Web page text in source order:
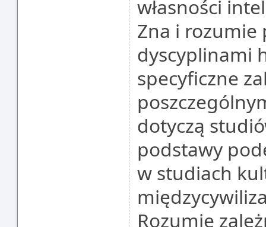
własności
Zna i rozumie
dyscyplinami
specyficzne
dotyczą
podstawy
w studiach
Rozumie